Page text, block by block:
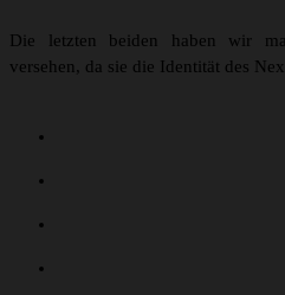
Die letzten beiden haben wir
versehen, da sie die Identität des